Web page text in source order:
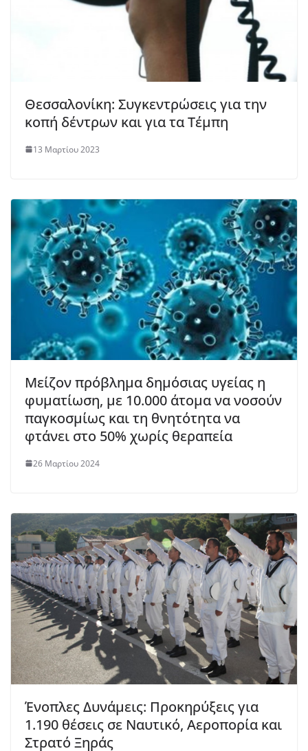
Θεσσαλονίκη: Συγκεντρώσεις για την
κοπή δέντρων και για τα Τέμπη
13 Μαρτίου 2023
Μείζον πρόβλημα δημόσιας υγείας η
φυματίωση, με 10.000 άτομα να νοσούν
παγκοσμίως και τη θνητότητα να
φτάνει στο 50% χωρίς θεραπεία
26 Μαρτίου 2024
Ένοπλες Δυνάμεις: Προκηρύξεις για
1.190 θέσεις σε Ναυτικό, Αεροπορία και
Στρατό Ξηράς